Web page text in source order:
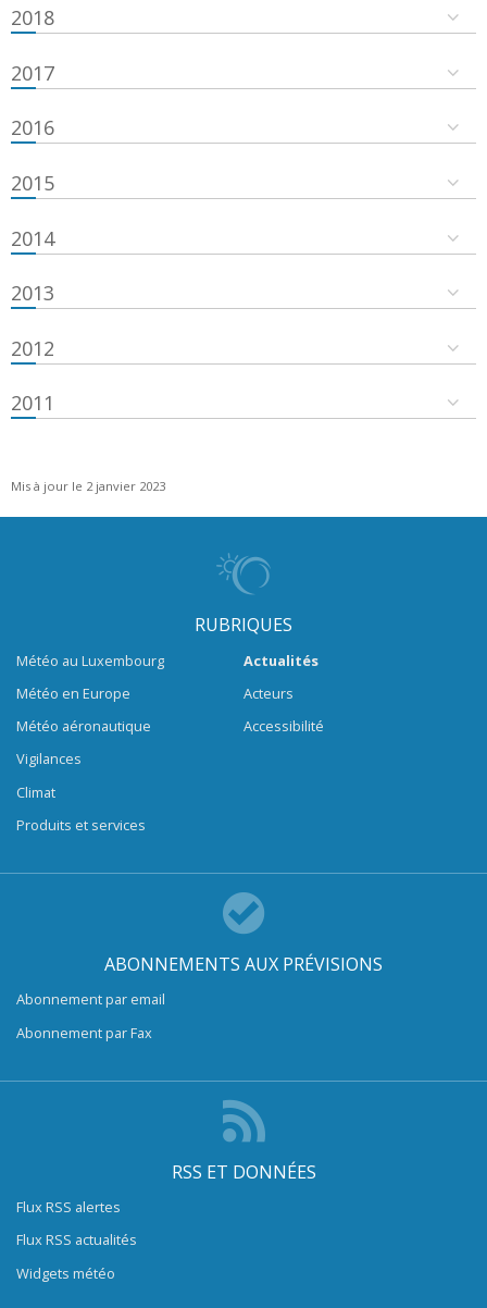
2018
2017
2016
2015
2014
2013
2012
2011
Mis à jour le 2 janvier 2023
RUBRIQUES
Météo au Luxembourg
Météo en Europe
Météo aéronautique
Vigilances
Climat
Produits et services
Actualités
Acteurs
Accessibilité
ABONNEMENTS AUX PRÉVISIONS
Abonnement par email
Abonnement par Fax
RSS ET DONNÉES
Flux RSS alertes
Flux RSS actualités
Widgets météo